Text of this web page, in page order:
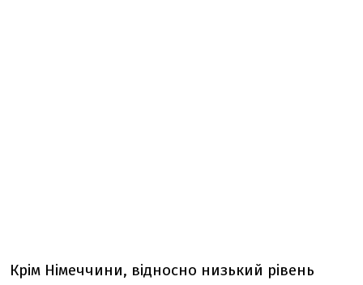
Крім Німеччини, відносно низький рівень